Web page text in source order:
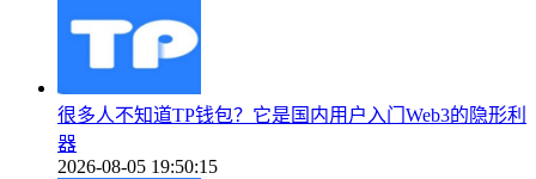
很多人不知道TP钱包？它是国内用户入门Web3的隐形利
器
2026-08-05 19:50:15